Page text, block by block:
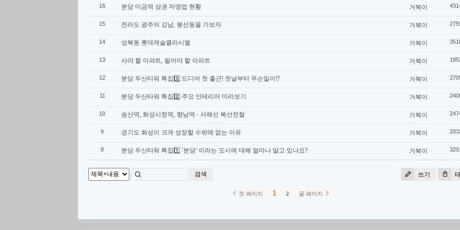
16 분당 미금역 상권 자영업 현황 거북이
15 전라도 광주의 강남, 봉선동을 가보자 거북이
14 성복동 롯데캐슬클라시엘 거북이
13 사야 할 아퍄트, 팔아야 할 아파트 거북이
12 분당 두산타워 특집3️⃣ 드디어 첫 출근! 첫날부터 무슨일이!? 거북이
11 분당 두산타워 특집2️⃣ 주요 인테리어 미리보기 거북이
10 송산역, 화성시청역, 향남역 - 서해선 복선전철 거북이
9 경기도 화성이 크게 성장할 수밖에 없는 이유 거북이
8 분당 두산타워 특집1️⃣ '분당' 이라는 도시에 대해 얼마나 알고 있나요? 거북이
쓰기
검색
첫 페이지 1 2 끝 페이지